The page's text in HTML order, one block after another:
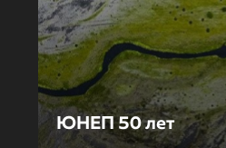
ЮНЕП 50 лет